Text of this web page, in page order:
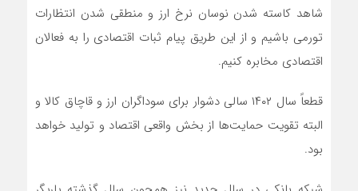
شاهد کاسته شدن نوسان نرخ ارز و منطقی شدن انتظارات
تورمی باشیم و از این طریق پیام ثبات اقتصادی را به فعالان
اقتصادی مخابره کنیم.
قطعاً سال ۱۴۰۲ سالی دشوار برای سوداگران ارز و قاچاق کالا و
البته تقویت حمایت‌ها از بخش واقعی اقتصاد و تولید خواهد
بود.